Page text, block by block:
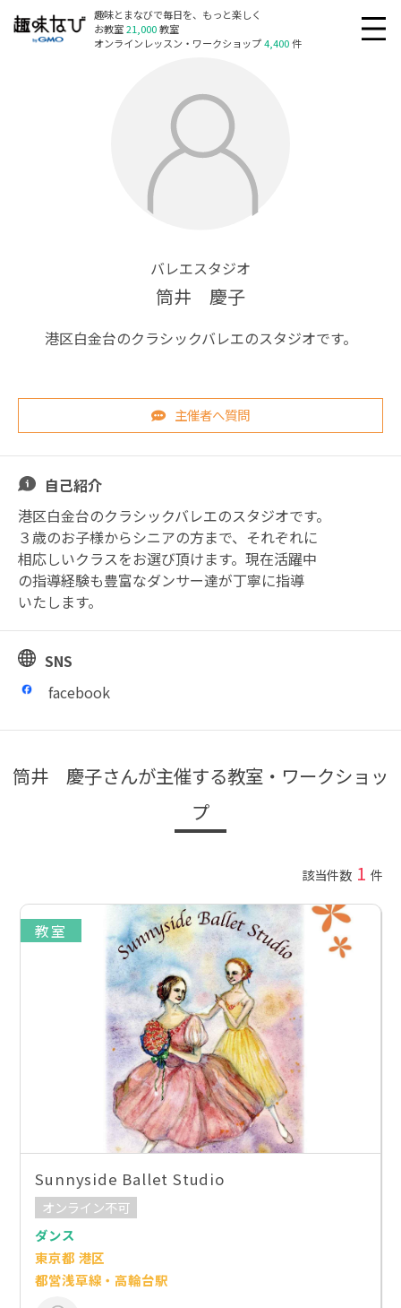
趣味とまなびで毎日を、もっと楽しく
お教室21,000教室
オンラインレッスン・ワークショップ4,400件
バレエスタジオ
筒井 慶子
港区白金台のクラシックバレエのスタジオです。
主催者へ質問
自己紹介
港区白金台のクラシックバレエのスタジオです。
３歳のお子様からシニアの方まで、それぞれに
相応しいクラスをお選び頂けます。現在活躍中
の指導経験も豊富なダンサー達が丁寧に指導
いたします。
SNS
facebook
筒井 慶子さんが主催する教室・ワークショッ
プ
該当件数 1 件
教室
Sunnyside Ballet Studio
オンライン不可
ダンス
東京都 港区
都営浅草線・高輪台駅